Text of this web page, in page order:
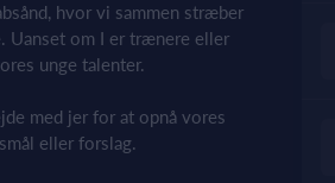
hvor vi sammen stræber
Uanset om I er trænere eller
unge talenter.
med jer for at opnå vores
eller forslag.